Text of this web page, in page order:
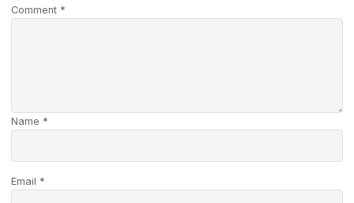
Comment *
Name *
Email *